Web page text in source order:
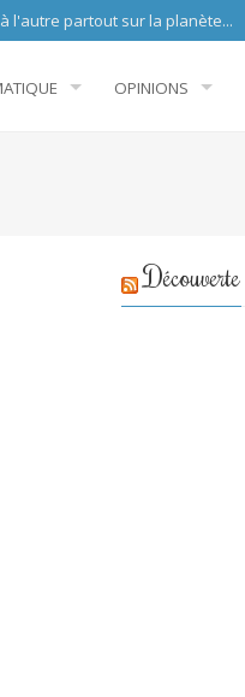
sur la planète...
OPINIONS
Découverte